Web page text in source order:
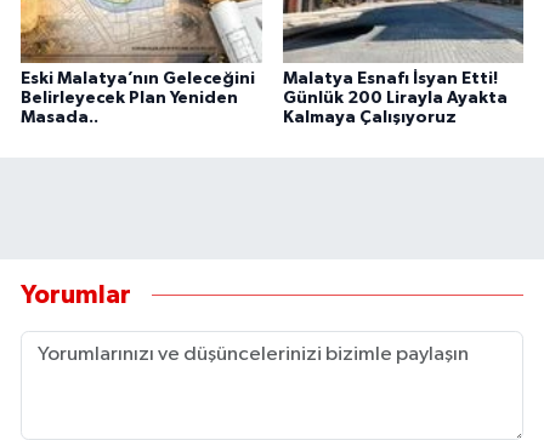
Eski Malatya’nın Geleceğini
Belirleyecek Plan Yeniden
Masada..
Malatya Esnafı İsyan Etti!
Günlük 200 Lirayla Ayakta
Kalmaya Çalışıyoruz
Yorumlar